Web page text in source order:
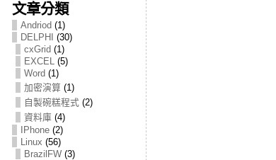
文章分類
Andriod (1)
DELPHI
(30)
cxGrid (1)
EXCEL(5)
Word (1)
加密演算(1)
自製碗糕程式(2)
資料庫(4)
IPhone(2)
Linux (56)
BrazilFW(3)